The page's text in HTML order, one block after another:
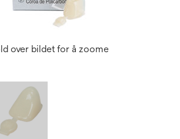
over bildet for å zoome